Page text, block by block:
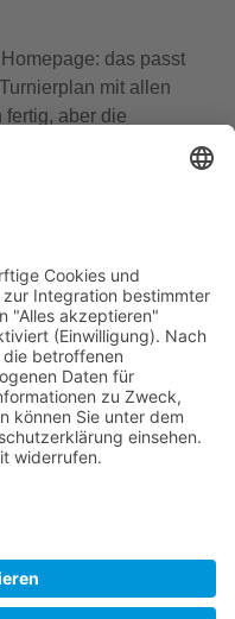
das passt
mit allen
aber die
noch nicht so wirklich
wenn bei
gesund und munter,
funktioniert.
oder Anregungen.